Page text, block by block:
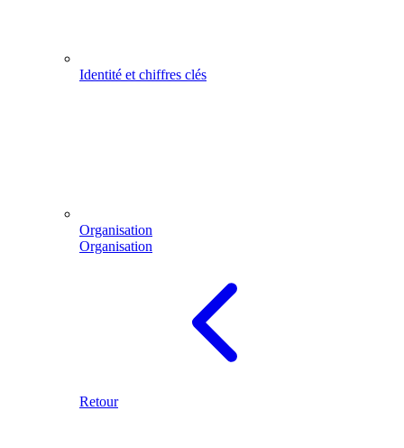
Identité et chiffres clés
Organisation
Organisation
Retour